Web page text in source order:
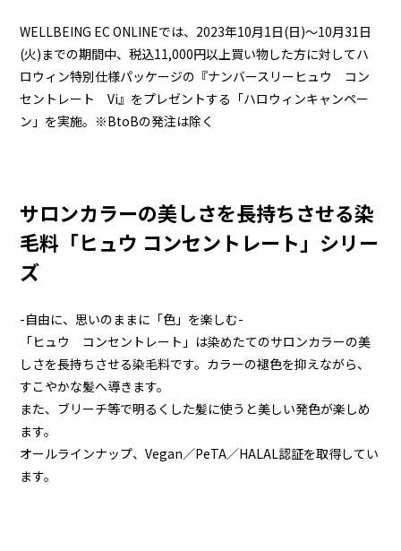
WELLBEING EC ONLINEでは、2023年10月1日(日)～10月31日
(火)までの期間中、税込11,000円以上買い物した方に対してハ
ロウィン特別仕様パッケージの『ナンバースリーヒュウ コン
セントレート Vi』をプレゼントする「ハロウィンキャンペー
ン」を実施。※BtoBの発注は除く
サロンカラーの美しさを長持ちさせる染
毛料「ヒュウ コンセントレート」シリー
ズ
-自由に、思いのままに「色」を楽しむ-
「ヒュウ コンセントレート」は染めたてのサロンカラーの美
しさを長持ちさせる染毛料です。カラーの褪色を抑えながら、
すこやかな髪へ導きます。
また、ブリーチ等で明るくした髪に使うと美しい発色が楽しめ
ます。
オールラインナップ、Vegan／PeTA／HALAL認証を取得してい
ます。